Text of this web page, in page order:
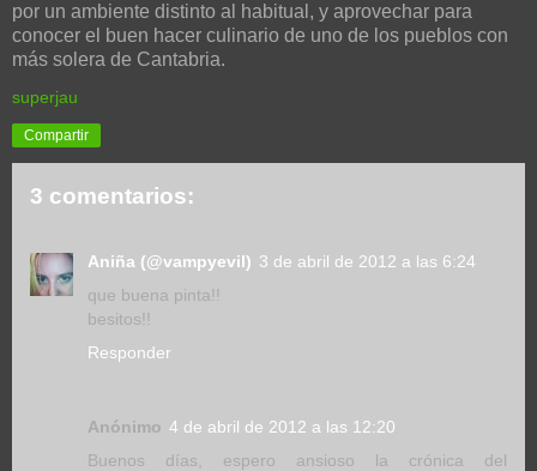
por un ambiente distinto al habitual, y aprovechar para
conocer el buen hacer culinario de uno de los pueblos con
más solera de Cantabria.
superjau
Compartir
3 comentarios:
Aniña (@vampyevil) 3 de abril de 2012 a las 6:24
que buena pinta!!
besitos!!
Responder
Anónimo 4 de abril de 2012 a las 12:20
Buenos días, espero ansioso la crónica del